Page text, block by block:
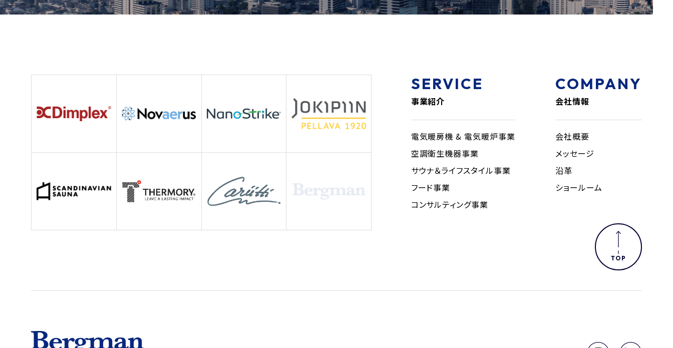
SERVICE
事業紹介
電気暖房機 & 電気暖炉事業
空調衛生機器事業
サウナ＆ライフスタイル事業
フード事業
コンサルティング事業
COMPANY
会社情報
会社概要
メッセージ
沿革
ショールーム
TOP